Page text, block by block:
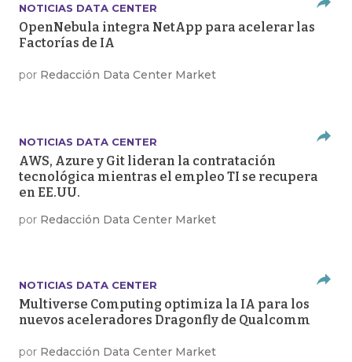
NOTICIAS DATA CENTER
OpenNebula integra NetApp para acelerar las
Factorías de IA
por Redacción Data Center Market
NOTICIAS DATA CENTER
AWS, Azure y Git lideran la contratación
tecnológica mientras el empleo TI se recupera
en EE.UU.
por Redacción Data Center Market
NOTICIAS DATA CENTER
Multiverse Computing optimiza la IA para los
nuevos aceleradores Dragonfly de Qualcomm
por Redacción Data Center Market